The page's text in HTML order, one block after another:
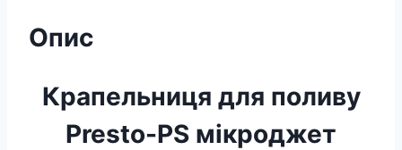
шт.
кількість
Опис
Крапельниця для поливу
Presto-PS мікроджет